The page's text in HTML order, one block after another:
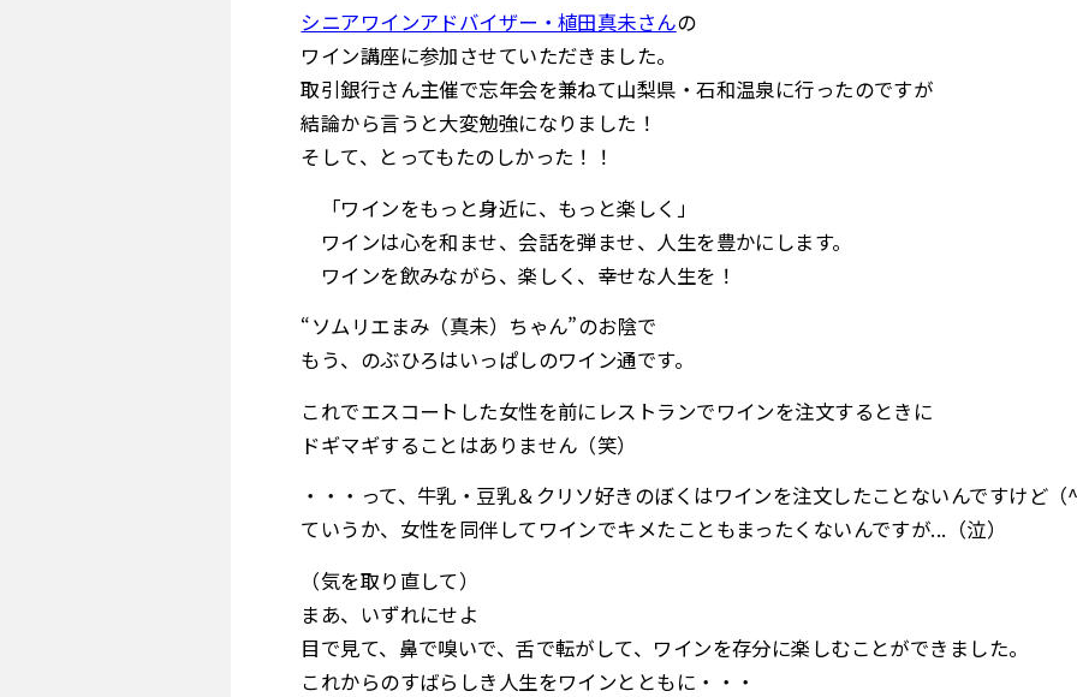
シニアワインアドバイザー・植田真未さんの
ワイン講座に参加させていただきました。
取引銀行さん主催で忘年会を兼ねて山梨県・石和温泉に行ったのですが
結論から言うと大変勉強になりました！
そして、とってもたのしかった！！
「ワインをもっと身近に、もっと楽しく」
ワインは心を和ませ、会話を弾ませ、人生を豊かにします。
ワインを飲みながら、楽しく、幸せな人生を！
“ソムリエまみ（真未）ちゃん”のお陰で
もう、のぶひろはいっぱしのワイン通です。
これでエスコートした女性を前にレストランでワインを注文するときに
ドギマギすることはありません（笑）
・・・って、牛乳・豆乳＆クリソ好きのぼくはワインを注文したことないんですけど
ていうか、女性を同伴してワインでキメたこともまったくないんですが...（泣）
（気を取り直して）
まあ、いずれにせよ
目で見て、鼻で嗅いで、舌で転がして、ワインを存分に楽しむことができました。
これからのすばらしき人生をワインとともに・・・